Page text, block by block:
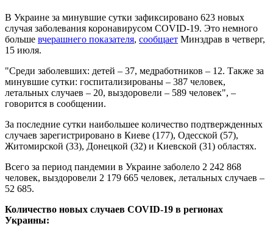
В Украине за минувшие сутки зафиксировано 623 новых
случая заболевания коронавирусом COVID-19. Это немного
больше вчерашнего показателя, сообщает Минздрав в четверг,
15 июля.
"Среди заболевших: детей – 37, медработников – 12. Также за
минувшие сутки: госпитализированы – 387 человек,
летальных случаев – 20, выздоровели – 589 человек", –
говорится в сообщении.
За последние сутки наибольшее количество подтвержденных
случаев зарегистрировано в Киеве (177), Одесской (57),
Житомирской (33), Донецкой (32) и Киевской (31) областях.
Всего за период пандемии в Украине заболело 2 242 868
человек, выздоровели 2 179 665 человек, летальных случаев –
52 685.
Количество новых случаев COVID-19 в регионах
Украины: